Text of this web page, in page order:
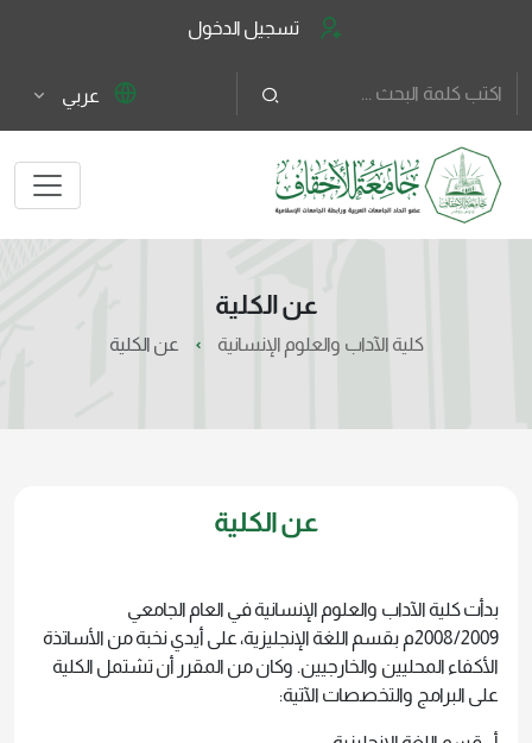
تسجيل الدخول
عربي
عن الكلية
كلية الآداب والعلوم الإنسانية عن الكلية
عن الكلية
بدأت كلية الآداب والعلوم الإنسانية في العام الجامعي
2008/2009م بقسم اللغة الإنجليزية، على أيدي نخبة من الأساتذة
الأكفاء المحليين والخارجيين. وكان من المقرر أن تشتمل الكلية
على البرامج والتخصصات الآتية: